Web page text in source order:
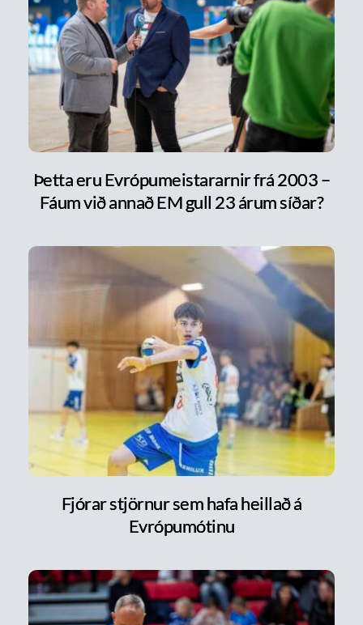
Þetta eru Evrópumeistararnir frá 2003 –
Fáum við annað EM gull 23 árum síðar?
Fjórar stjörnur sem hafa heillað á
Evrópumótinu